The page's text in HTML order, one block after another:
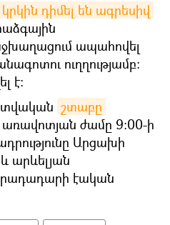
կրկին դիմել են ագրեսիվ
ապահովել
ուղղությամբ:
է։
շտաբը
առավոտյան ժամը 9:00-ի
Արցախի
արևելյան
էական